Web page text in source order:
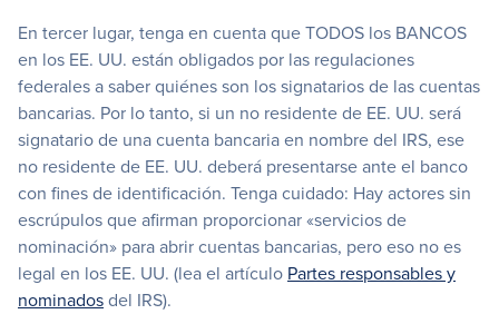
En tercer lugar, tenga en cuenta que TODOS los BANCOS
en los EE. UU. están obligados por las regulaciones
federales a saber quiénes son los signatarios de las cuentas
bancarias. Por lo tanto, si un no residente de EE. UU. será
signatario de una cuenta bancaria en nombre del IRS, ese
no residente de EE. UU. deberá presentarse ante el banco
con fines de identificación. Tenga cuidado: Hay actores sin
escrúpulos que afirman proporcionar «servicios de
nominación» para abrir cuentas bancarias, pero eso no es
legal en los EE. UU. (lea el artículo Partes responsables y
nominadosdel IRS).